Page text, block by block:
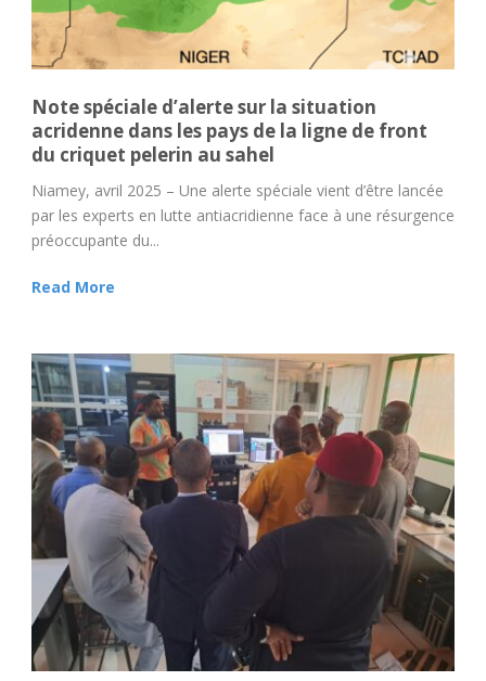
Note spéciale d’alerte sur la situation
acridenne dans les pays de la ligne de front
du criquet pelerin au sahel
Niamey, avril 2025 – Une alerte spéciale vient d’être lancée
par les experts en lutte antiacridienne face à une résurgence
préoccupante du...
Read More